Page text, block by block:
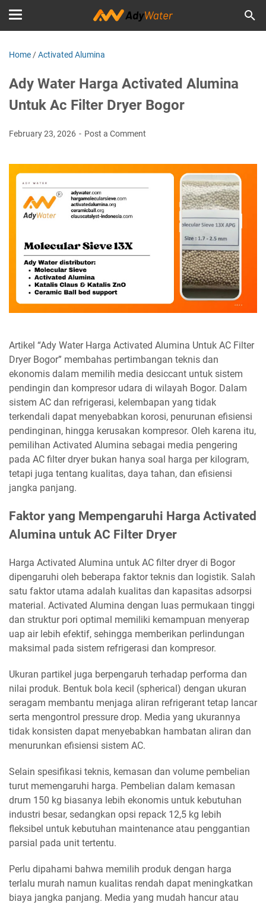
Home /Activated Alumina
Ady Water Harga Activated Alumina
Untuk Ac Filter Dryer Bogor
February 23, 2026 Post a Comment
Artikel “Ady Water Harga Activated Alumina Untuk AC Filter
Dryer Bogor” membahas pertimbangan teknis dan
ekonomis dalam memilih media desiccant untuk sistem
pendingin dan kompresor udara di wilayah Bogor. Dalam
sistem AC dan refrigerasi, kelembapan yang tidak
terkendali dapat menyebabkan korosi, penurunan efisiensi
pendinginan, hingga kerusakan kompresor. Oleh karena itu,
pemilihan Activated Alumina sebagai media pengering
pada AC filter dryer bukan hanya soal harga per kilogram,
tetapi juga tentang kualitas, daya tahan, dan efisiensi
jangka panjang.
Faktor yang Mempengaruhi Harga Activated
Alumina untuk AC Filter Dryer
Harga Activated Alumina untuk AC filter dryer di Bogor
dipengaruhi oleh beberapa faktor teknis dan logistik. Salah
satu faktor utama adalah kualitas dan kapasitas adsorpsi
material. Activated Alumina dengan luas permukaan tinggi
dan struktur pori optimal memiliki kemampuan menyerap
uap air lebih efektif, sehingga memberikan perlindungan
maksimal pada sistem refrigerasi dan kompresor.
Ukuran partikel juga berpengaruh terhadap performa dan
nilai produk. Bentuk bola kecil (spherical) dengan ukuran
seragam membantu menjaga aliran refrigerant tetap lancar
serta mengontrol pressure drop. Media yang ukurannya
tidak konsisten dapat menyebabkan hambatan aliran dan
menurunkan efisiensi sistem AC.
Selain spesifikasi teknis, kemasan dan volume pembelian
turut memengaruhi harga. Pembelian dalam kemasan
drum 150 kg biasanya lebih ekonomis untuk kebutuhan
industri besar, sedangkan opsi repack 12,5 kg lebih
fleksibel untuk kebutuhan maintenance atau penggantian
parsial pada unit tertentu.
Perlu dipahami bahwa memilih produk dengan harga
terlalu murah namun kualitas rendah dapat meningkatkan
biaya jangka panjang. Media yang mudah hancur atau